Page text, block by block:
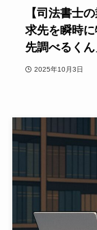
【司法書士
求先を瞬時
先調べるくん
2025年10月3日